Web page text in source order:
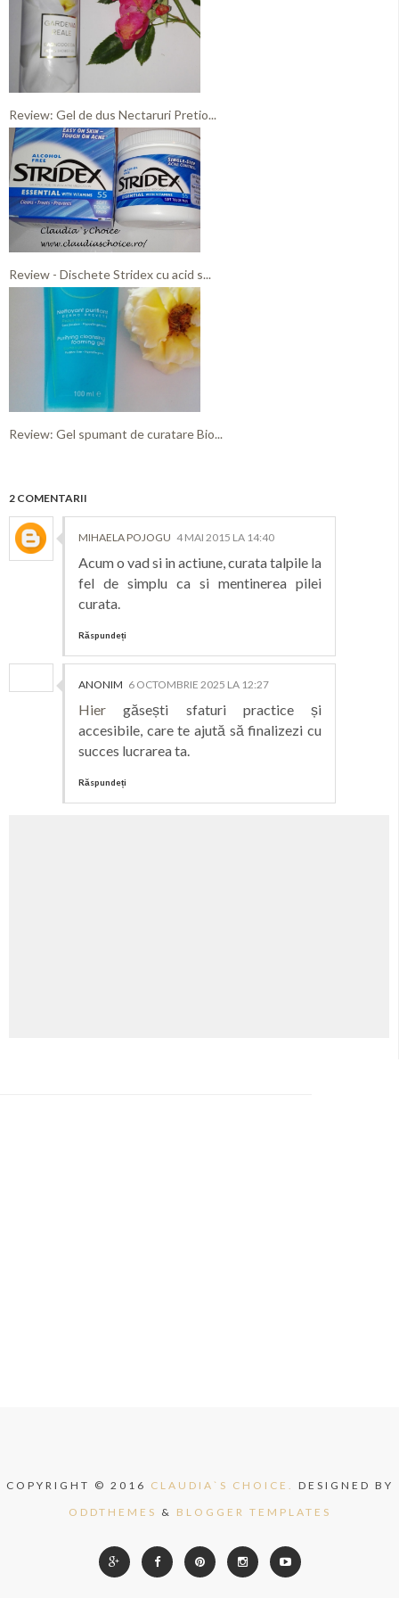
Review: Gel de dus Nectaruri Pretio...
Review - Dischete Stridex cu acid s...
Review: Gel spumant de curatare Bio...
2 COMENTARII
MIHAELA POJOGU 4 MAI 2015 LA 14:40
Acum o vad si in actiune, curata talpile la
fel de simplu ca si mentinerea pilei
curata.
Răspundeți
ANONIM 6 OCTOMBRIE 2025 LA 12:27
Hier găsești sfaturi practice și
accesibile, care te ajută să finalizezi cu
succes lucrarea ta.
Răspundeți
COPYRIGHT © 2016 CLAUDIA`S CHOICE.
DESIGNED BY
ODDTHEMES & BLOGGER TEMPLATES